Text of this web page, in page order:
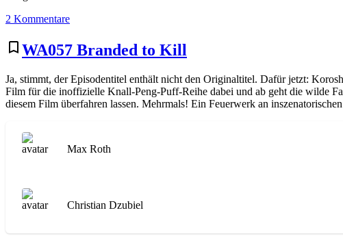
2 Kommentarezu
Der
Frosch
der
Maske
bookmark_border WA057 Branded to Kill
Ja, stimmt, der Episodentitel enthält nicht den Originaltitel. Dafür jetzt:
Film für die inoffizielle Knall-Peng-Puff-Reihe dabei und ab geht die wilde
diesem Film überfahren lassen. Mehrmals! Ein Feuerwerk an
Max Roth
Christian Dzubiel